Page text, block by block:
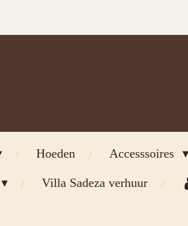
Hoeden Accesssoires
Villa Sadeza verhuur